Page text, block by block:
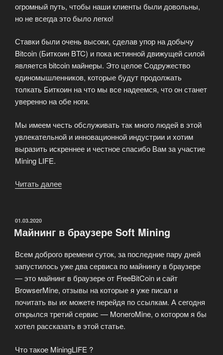
огромный путь, чтобы наши клиенты были довольны,
но не всегда это было легко!
Ставки были очень высоки, сделав упор на добычу
Bitcoin (Биткоин BTC) и пока истинной движущей силой
является bitcoin майнеры. Это целое Содружество
единомышленников, которые будут продолжать
толкать Биткоин на что мы все надеемся, что он станет
уверенно на обе ноги.
Мы имеем честь обслуживать так много людей в этой
увлекательной и инновационной индустрии и хотим
выразить искреннее и честное спасибо Вам за участие
Mining LIFE.
Читать далее
майнеров!»
ОПУБЛИКОВАНО
01.03.2020
Майнинг в браузере Soft Mining
Всем доброго времени суток, за последние пару дней
запустилось уже два сервиса по майнингу в браузере
— это майнинг в браузере от FreeBitCoin и сайт
BrowserMine, отзывы на которые я уже писал и
почитать вы их можете перейдя по ссылкам. А сегодня
открылся третий сервис — MoneroMine, о котором я бы
хотел рассказать в этой статье.
Что такое MiningLIFE ?